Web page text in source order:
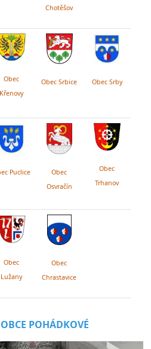
Chotěšov
Obec
Křenovy
Obec Srbice Obec Srby
Puclice
Obec
Osvračín
Obec
Trhanov
Obec
Lužany
Obec
Chrastavice
POHÁDKOVÉ